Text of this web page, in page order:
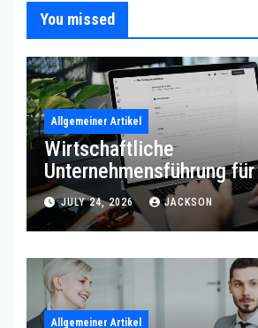
You missed
Allgemeiner Artikel
Wirtschaftliche
Unternehmensführung
Prozessqualität
JULY 24, 2026 JACKSON
Allgemeiner Artikel